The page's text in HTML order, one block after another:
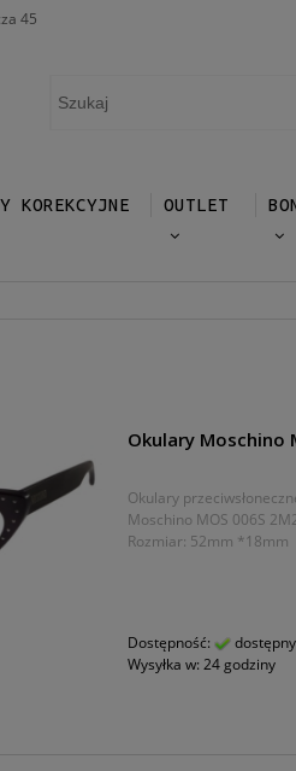
45
KOREKCYJNE OUTLET
Okulary Moschino
Okulary
Moschino MOS 006S
Rozmiar: 52mm *18mm
Dostępność:
dostępny
Wysyłka w: 24 godziny